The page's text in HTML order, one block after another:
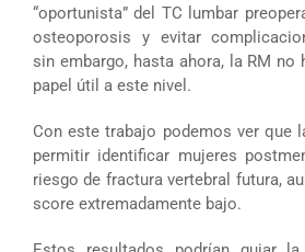
“oportunista” del TC lumbar
osteoporosis y evitar
sin embargo, hasta ahora, la RM no
papel útil a este nivel.
Con este trabajo podemos ver que
permitir identificar mujeres
riesgo de fractura vertebral futura,
score extremadamente bajo.